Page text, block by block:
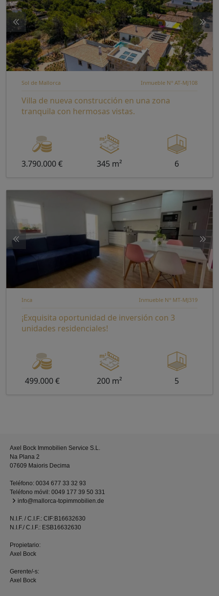
Sol de Mallorca Inmueble Nº AT-MJ108
Villa de nueva construcción en una zona
tranquila con hermosas vistas.
3.790.000 € 345 m² 6
Inca Inmueble Nº MT-MJ319
¡Exquisita oportunidad de inversión con 3
unidades residenciales!
499.000 € 200 m² 5
Axel Bock Immobilien Service S.L.
Na Plana 2
07609 Maioris Decima
Teléfono: 0034 677 33 32 93
Teléfono móvil: 0049 177 39 50 331
info@mallorca-topimmobilien.de
N.I.F. / C.I.F.: CIF:B16632630
N.I.F./ C.I.F.: ESB16632630
Propietario:
Axel Bock
Gerente/-s:
Axel Bock